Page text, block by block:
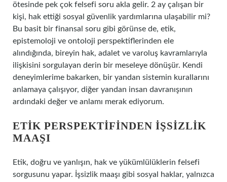
ötesinde pek çok felsefi soru akla gelir. 2 ay çalışan bir
kişi, hak ettiği sosyal güvenlik yardımlarına ulaşabilir mi?
Bu basit bir finansal soru gibi görünse de, etik,
epistemoloji ve ontoloji perspektiflerinden ele
alındığında, bireyin hak, adalet ve varoluş kavramlarıyla
ilişkisini sorgulayan derin bir meseleye dönüşür. Kendi
deneyimlerime bakarken, bir yandan sistemin kurallarını
anlamaya çalışıyor, diğer yandan insan davranışının
ardındaki değer ve anlamı merak ediyorum.
ETIK PERSPEKTIFINDEN İŞSIZLIK
MAAŞI
Etik, doğru ve yanlışın, hak ve yükümlülüklerin felsefi
sorgusunu yapar. İşsizlik maaşı gibi sosyal haklar, yalnızca